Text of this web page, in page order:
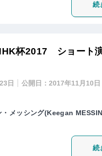
続
杯2017 ショート
日 公開日：2017年11月10日
メッシング(Keegan
続